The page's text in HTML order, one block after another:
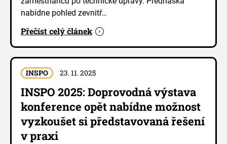
nabídne pohled zevnitř…
Přečíst celý článek
INSPO 23. 11. 2025
INSPO 2025: Doprovodná výstava
konference opět nabídne možnost
vyzkoušet si představovaná řešení
v praxi